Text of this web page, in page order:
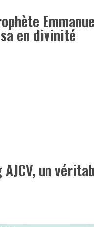
en divinité
AJCV, un